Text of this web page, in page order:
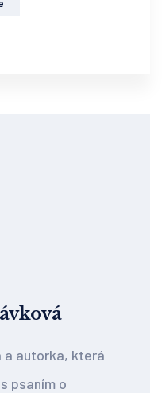
autorka, která
psaním o